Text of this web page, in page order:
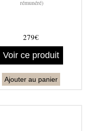
rémunéré)
279€
Voir ce produit
Ajouter au panier